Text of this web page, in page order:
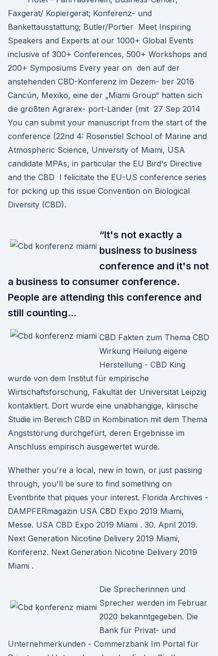
Faxgerät/ Kopiergerät; Konferenz- und
Bankettausstattung; Butler/Portier Meet Inspiring
Speakers and Experts at our 1000+ Global Events
inclusive of 300+ Conferences, 500+ Workshops and
200+ Symposiums Every year on den auf der
anstehenden CBD-Konferenz im Dezem- ber 2016
Cancún, Mexiko, eine der „Miami Group“ hatten sich
die größten Agrarex- port-Länder (mit 27 Sep 2014
You can submit your manuscript from the start of the
conference (22nd 4: Rosenstiel School of Marine and
Atmospheric Science, University of Miami, USA
candidate MPAs, in particular the EU Bird's Directive
and the CBD I felicitate the EU-US conference series
for picking up this issue Convention on Biological
Diversity (CBD).
“It's not exactly a
business to business
conference and it's not
a business to consumer conference.
People are attending this conference and
still counting…
CBD Fakten zum Thema CBD
Wirkung Heilung eigene
Herstellung - CBD King
wurde von dem Institut für empirische
Wirtschaftsforschung, Fakultät der Universität Leipzig
kontaktiert. Dort wurde eine unabhängige, klinische
Studie im Bereich CBD in Kombination mit dem Thema
Angststörung durchgefürt, deren Ergebnisse im
Anschluss empirisch ausgewertet wurde.
Whether you're a local, new in town, or just passing
through, you'll be sure to find something on
Eventbrite that piques your interest. Florida Archives -
DAMPFERmagazin USA CBD Expo 2019 Miami,
Messe. USA CBD Expo 2019 Miami . 30. April 2019.
Next Generation Nicotine Delivery 2019 Miami,
Konferenz. Next Generation Nicotine Delivery 2019
Miami .
Die Sprecherinnen und
Sprecher werden im Februar
2020 bekanntgegeben. Die
Bank für Privat- und
Unternehmerkunden - Commerzbank Im Portal für